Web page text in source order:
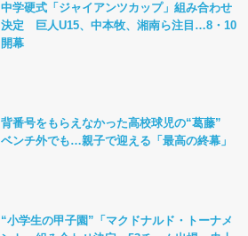
中学硬式「ジャイアンツカップ」組み合わせ
決定 巨人U15、中本牧、湘南ら注目…8・10
開幕
背番号をもらえなかった高校球児の“葛藤”
ベンチ外でも…親子で迎える「最高の終幕」
“小学生の甲子園”「マクドナルド・トーナメ